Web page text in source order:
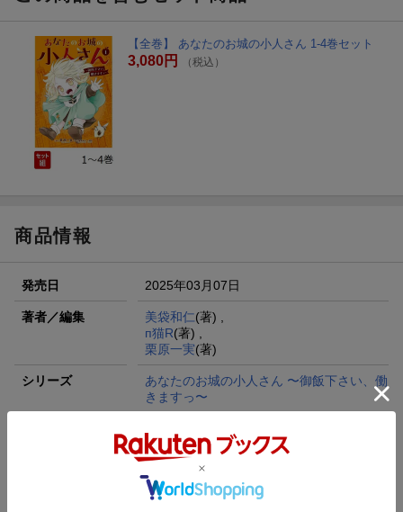
【全巻】 あなたのお城の小人さん 1-4巻セット
3,080円 （税込）
商品情報
発売日 2025年03月07日
著者／編集 美袋和仁(著) ,
п猫R(著) ,
栗原一実(著)
シリーズ
あなたのお城の小人さん 〜御飯下さい、働
きますっ〜
スクウェア・エニックス
コミック